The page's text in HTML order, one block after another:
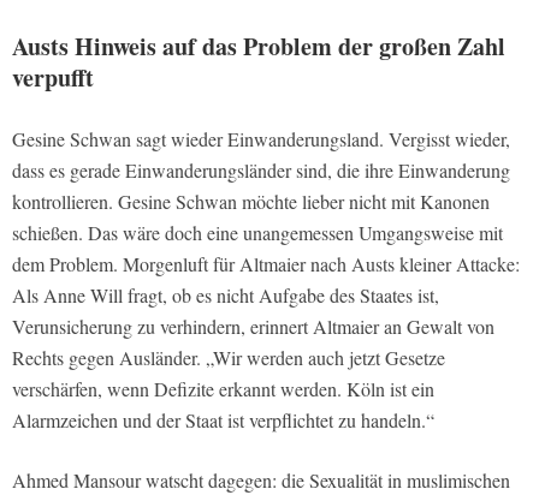
Austs Hinweis auf das Problem der großen Zahl
verpufft
Gesine Schwan sagt wieder Einwanderungsland. Vergisst wieder,
dass es gerade Einwanderungsländer sind, die ihre Einwanderung
kontrollieren. Gesine Schwan möchte lieber nicht mit Kanonen
schießen. Das wäre doch eine unangemessen Umgangsweise mit
dem Problem. Morgenluft für Altmaier nach Austs kleiner Attacke:
Als Anne Will fragt, ob es nicht Aufgabe des Staates ist,
Verunsicherung zu verhindern, erinnert Altmaier an Gewalt von
Rechts gegen Ausländer. „Wir werden auch jetzt Gesetze
verschärfen, wenn Defizite erkannt werden. Köln ist ein
Alarmzeichen und der Staat ist verpflichtet zu handeln.“
Ahmed Mansour watscht dagegen: die Sexualität in muslimischen